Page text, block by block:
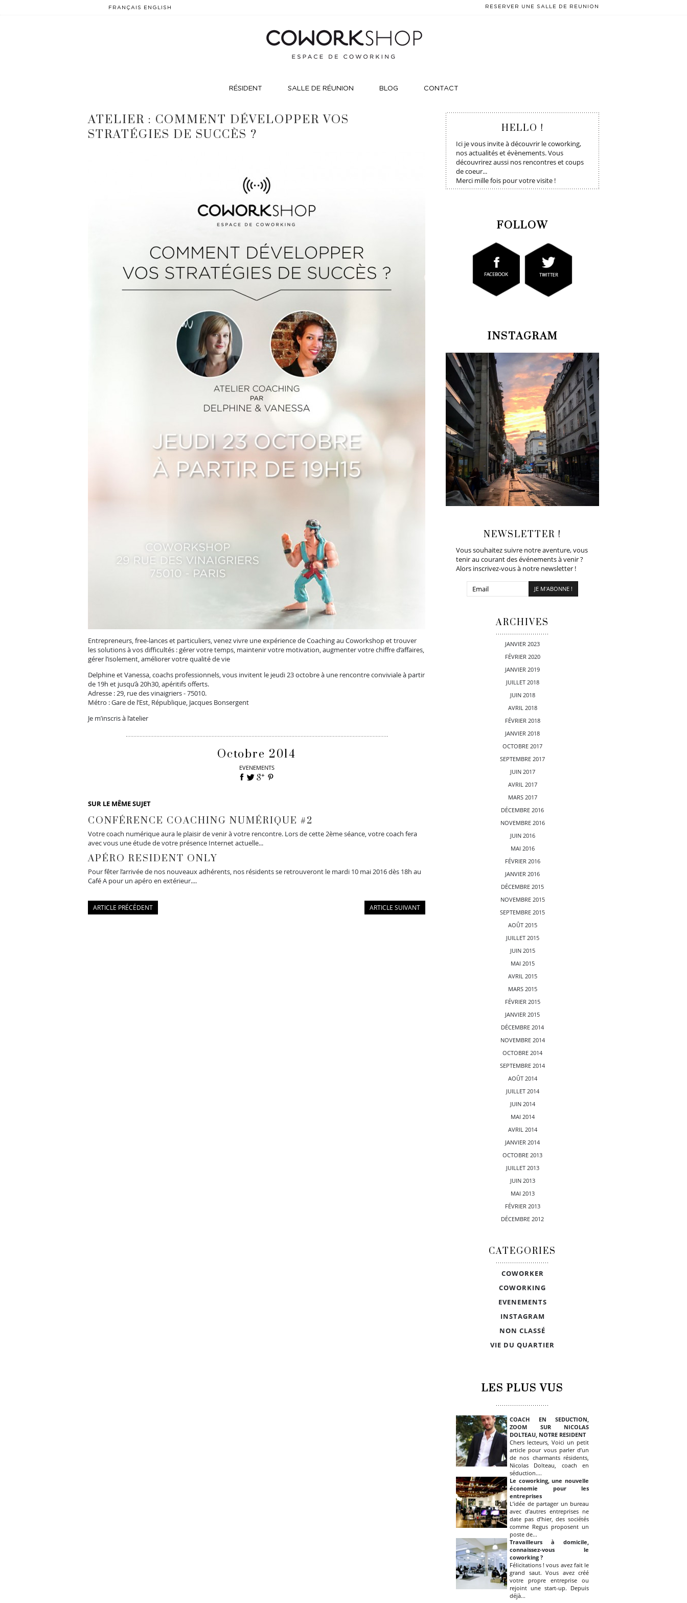
FRANÇAIS ENGLISH RESERVER UNE SALLE DE REUNION
RÉSIDENT SALLE DE RÉUNION BLOG CONTACT
ATELIER : COMMENT DÉVELOPPER VOS
STRATÉGIES DE SUCCÈS ?
Entrepreneurs, free-lances et particuliers, venez vivre une expérience de Coaching au Coworkshop et trouver
les solutions à vos difficultés : gérer votre temps, maintenir votre motivation, augmenter votre chiffre d’affaires,
gérer l’isolement, améliorer votre qualité de vie
Delphine et Vanessa, coachs professionnels, vous invitent le jeudi 23 octobre à une rencontre conviviale à partir
de 19h et jusqu’à 20h30, apéritifs offerts.
Adresse : 29, rue des vinaigriers - 75010.
Métro : Gare de l’Est, République, Jacques Bonsergent
Je m’inscris à l’atelier
Octobre 2014
EVENEMENTS
SUR LE MÊME SUJET
CONFÉRENCE COACHING NUMÉRIQUE #2
Votre coach numérique aura le plaisir de venir à votre rencontre. Lors de cette 2ème séance, votre coach fera
avec vous une étude de votre présence Internet actuelle...
APÉRO RESIDENT ONLY
Pour fêter l’arrivée de nos nouveaux adhérents, nos résidents se retrouveront le mardi 10 mai 2016 dès 18h au
Café A pour un apéro en extérieur....
ARTICLE PRÉCÉDENT ARTICLE SUIVANT
HELLO !
Ici je vous invite à découvrir le coworking,
nos actualités et évènements. Vous
découvrirez aussi nos rencontres et coups
de coeur...
Merci mille fois pour votre visite !
FOLLOW
INSTAGRAM
NEWSLETTER !
Vous souhaitez suivre notre aventure, vous
tenir au courant des événements à venir ?
Alors inscrivez-vous à notre newsletter !
ARCHIVES
JANVIER 2023
FÉVRIER 2020
JANVIER 2019
JUILLET 2018
JUIN 2018
AVRIL 2018
FÉVRIER 2018
JANVIER 2018
OCTOBRE 2017
SEPTEMBRE 2017
JUIN 2017
AVRIL 2017
MARS 2017
DÉCEMBRE 2016
NOVEMBRE 2016
JUIN 2016
MAI 2016
FÉVRIER 2016
JANVIER 2016
DÉCEMBRE 2015
NOVEMBRE 2015
SEPTEMBRE 2015
AOÛT 2015
JUILLET 2015
JUIN 2015
MAI 2015
AVRIL 2015
MARS 2015
FÉVRIER 2015
JANVIER 2015
DÉCEMBRE 2014
NOVEMBRE 2014
OCTOBRE 2014
SEPTEMBRE 2014
AOÛT 2014
JUILLET 2014
JUIN 2014
MAI 2014
AVRIL 2014
JANVIER 2014
OCTOBRE 2013
JUILLET 2013
JUIN 2013
MAI 2013
FÉVRIER 2013
DÉCEMBRE 2012
CATEGORIES
COWORKER
COWORKING
EVENEMENTS
INSTAGRAM
NON CLASSÉ
VIE DU QUARTIER
LES PLUS VUS
COACH EN SEDUCTION,
ZOOM SUR NICOLAS
DOLTEAU, NOTRE RESIDENT
Chers lecteurs, Voici un petit
article pour vous parler d’un
de nos charmants résidents,
Nicolas Dolteau, coach en
séduction....
Le coworking, une nouvelle
économie pour les
entreprises
L’idée de partager un bureau
avec d’autres entreprises ne
date pas d’hier, des sociétés
comme Regus proposent un
poste de...
Travailleurs à domicile,
connaissez-vous le
coworking ?
Félicitations ! vous avez fait le
grand saut. Vous avez créé
votre propre entreprise ou
rejoint une start-up. Depuis
déjà...